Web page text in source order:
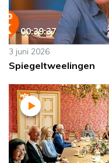
00:39:37
3 juni 2026
Spiegeltweelingen